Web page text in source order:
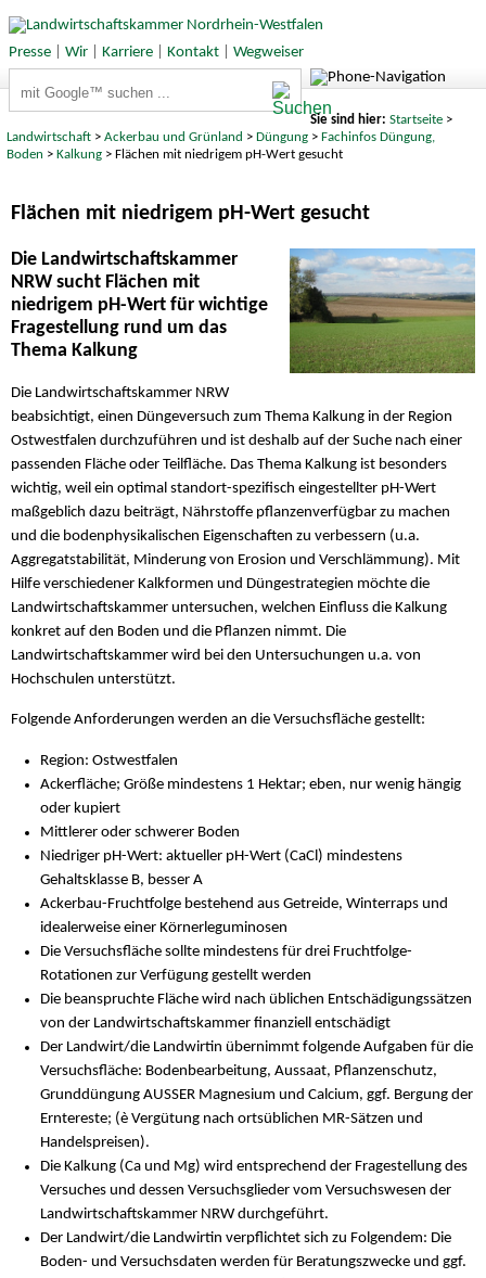
Presse| Wir| Karriere| Kontakt| Wegweiser
Sie sind hier: Startseite>
Landwirtschaft >Ackerbau und Grünland >Düngung >Fachinfos Düngung,
Boden >Kalkung > Flächen mit niedrigem pH-Wert gesucht
Flächen mit niedrigem pH-Wert gesucht
Die Landwirtschaftskammer
NRW sucht Flächen mit
niedrigem pH-Wert für wichtige
Fragestellung rund um das
Thema Kalkung
Die Landwirtschaftskammer NRW
beabsichtigt, einen Düngeversuch zum Thema Kalkung in der Region
Ostwestfalen durchzuführen und ist deshalb auf der Suche nach einer
passenden Fläche oder Teilfläche. Das Thema Kalkung ist besonders
wichtig, weil ein optimal standort-spezifisch eingestellter pH-Wert
maßgeblich dazu beiträgt, Nährstoffe pflanzenverfügbar zu machen
und die bodenphysikalischen Eigenschaften zu verbessern (u.a.
Aggregatstabilität, Minderung von Erosion und Verschlämmung). Mit
Hilfe verschiedener Kalkformen und Düngestrategien möchte die
Landwirtschaftskammer untersuchen, welchen Einfluss die Kalkung
konkret auf den Boden und die Pflanzen nimmt. Die
Landwirtschaftskammer wird bei den Untersuchungen u.a. von
Hochschulen unterstützt.
Folgende Anforderungen werden an die Versuchsfläche gestellt:
Region: Ostwestfalen
Ackerfläche; Größe mindestens 1 Hektar; eben, nur wenig hängig
oder kupiert
Mittlerer oder schwerer Boden
Niedriger pH-Wert: aktueller pH-Wert (CaCl) mindestens
Gehaltsklasse B, besser A
Ackerbau-Fruchtfolge bestehend aus Getreide, Winterraps und
idealerweise einer Körnerleguminosen
Die Versuchsfläche sollte mindestens für drei Fruchtfolge-
Rotationen zur Verfügung gestellt werden
Die beanspruchte Fläche wird nach üblichen Entschädigungssätzen
von der Landwirtschaftskammer finanziell entschädigt
Der Landwirt/die Landwirtin übernimmt folgende Aufgaben für die
Versuchsfläche: Bodenbearbeitung, Aussaat, Pflanzenschutz,
Grunddüngung AUSSER Magnesium und Calcium, ggf. Bergung der
Erntereste; (è Vergütung nach ortsüblichen MR-Sätzen und
Handelspreisen).
Die Kalkung (Ca und Mg) wird entsprechend der Fragestellung des
Versuches und dessen Versuchsglieder vom Versuchswesen der
Landwirtschaftskammer NRW durchgeführt.
Der Landwirt/die Landwirtin verpflichtet sich zu Folgendem: Die
Boden- und Versuchsdaten werden für Beratungszwecke und ggf.